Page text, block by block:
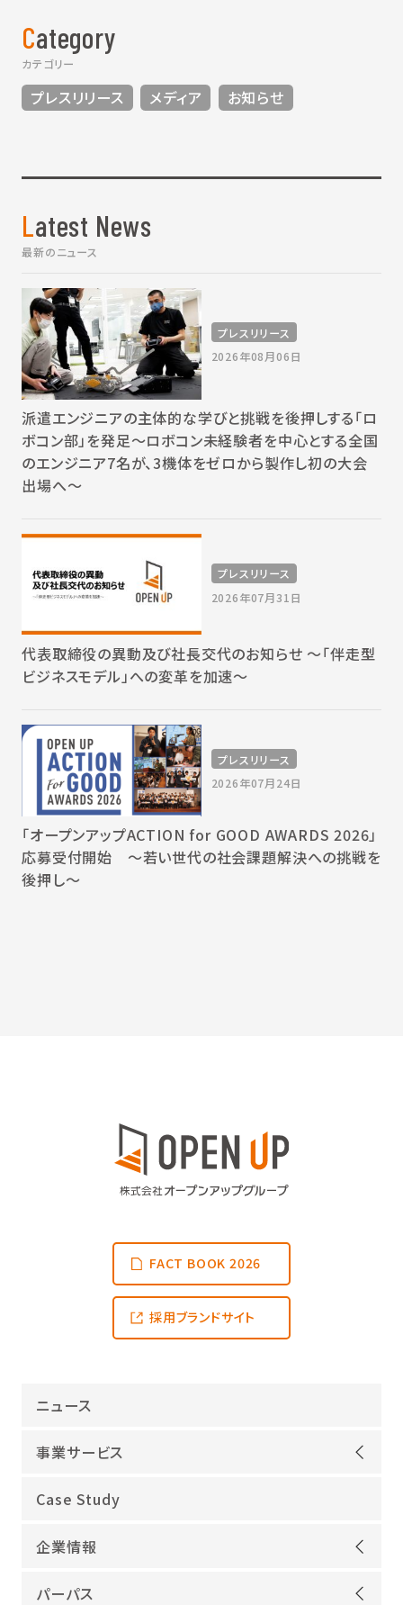
Category
カテゴリー
プレスリリース メディア お知らせ
Latest News
最新のニュース
プレスリリース
2026年08月06日
派遣エンジニアの主体的な学びと挑戦を後押しする「ロ
ボコン部」を発足～ロボコン未経験者を中心とする全国
のエンジニア7名が、3機体をゼロから製作し初の大会
出場へ～
プレスリリース
2026年07月31日
代表取締役の異動及び社長交代のお知らせ 〜「伴走型
ビジネスモデル」への変革を加速〜
プレスリリース
2026年07月24日
「オープンアップACTION for GOOD AWARDS 2026」
応募受付開始 〜若い世代の社会課題解決への挑戦を
後押し〜
FACT BOOK 2026
採用ブランドサイト
ニュース
事業サービス
オープンアップグループが選ばれる理由
ITインフラ
IT開発
Case Study
企業情報
ごあいさつ
パーパス